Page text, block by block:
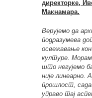
директорке,
Макнамара.
Верујемо да
подразумева
освежавање
културе.
што негујемо
није линеарно.
прошлост,
управо тај